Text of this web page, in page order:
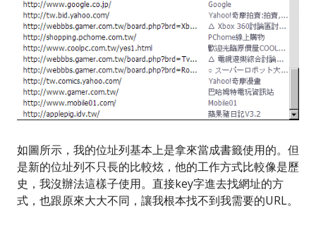
如圖所示，我的位址列基本上是拿來當成書籤使用的。但
是新的位址列不只長的比較炫，他的工作方式比較像是歷
史，我沒辦法這樣子使用。直接key字進去找網址的方
式，也跟原來大大不同，讓我根本找不到我需要的URL。